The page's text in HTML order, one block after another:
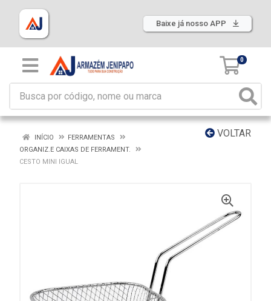
Baixe já nosso APP
0
VOLTAR
INÍCIO
FERRAMENTAS
ORGANIZ.E CAIXAS DE FERRAMENT.
CESTO MINI IGUAL